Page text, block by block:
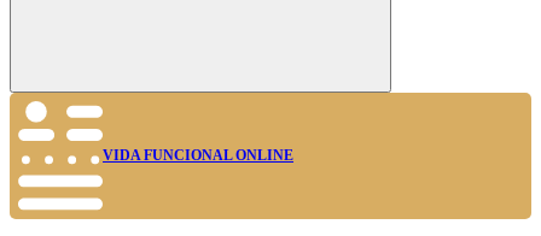
Buscar
VIDA FUNCIONAL ONLINE